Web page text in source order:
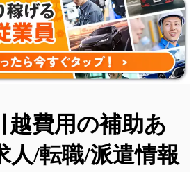
越費用の補助あ
人/転職/派遣情報